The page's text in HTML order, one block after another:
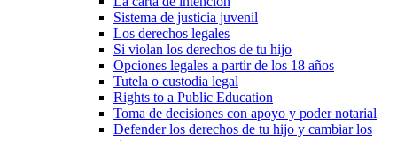
Sistema de justicia juvenil
Los derechos legales
Si violan los derechos de tu hijo
Opciones legales a partir de los 18 años
Tutela o custodia legal
Rights to a Public Education
Toma de decisiones con apoyo y poder notarial
Defender los derechos de tu hijo y cambiar los